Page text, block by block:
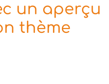
un aperçu
thème